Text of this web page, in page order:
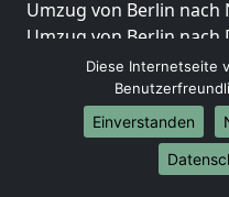
Umzug von Berlin nach
Umzug von Berlin nach
Umzug von Berlin nach
Umzug von Berlin
Umzug von Berlin nach
Umzug von Berlin nach
Umzug von Berlin
Diese Internetseite
Einverstanden